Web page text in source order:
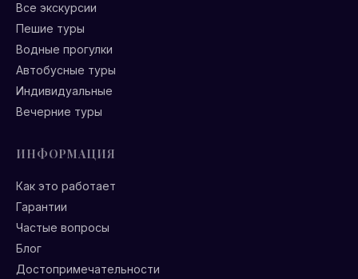
Все экскурсии
Пешие туры
Водные прогулки
Автобусные туры
Индивидуальные
Вечерние туры
ИНФОРМАЦИЯ
Как это работает
Гарантии
Частые вопросы
Блог
Достопримечательности